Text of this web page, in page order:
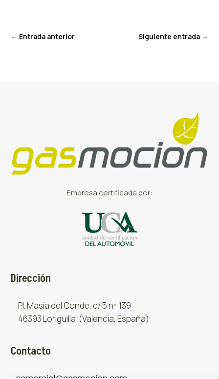
← Entrada anterior Siguiente entrada→
Empresa certificada por:
Dirección
P.I. Masía del Conde, c/ 5 nº 139
46393 Loriguilla (Valencia, España)
Contacto